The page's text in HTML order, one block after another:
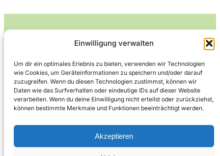
Einwilligung verwalten
Um dir ein optimales Erlebnis zu bieten, verwenden wir Technologien
wie Cookies, um Geräteinformationen zu speichern und/oder darauf
zuzugreifen. Wenn du diesen Technologien zustimmst, können wir
Daten wie das Surfverhalten oder eindeutige IDs auf dieser Website
verarbeiten. Wenn du deine Einwilligung nicht erteilst oder zurückziehst,
können bestimmte Merkmale und Funktionen beeinträchtigt werden.
Akzeptieren
Leckerlife
Lecker essen – gesund leben.
Kontakt